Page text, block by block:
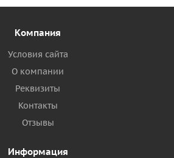
Компания
Условия сайта
О компании
Реквизиты
Контакты
Отзывы
Информация